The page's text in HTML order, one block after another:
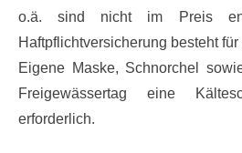
o.ä. sind nicht im Preis
Haftpflichtversicherung besteht
Eigene Maske, Schnorchel
Freigewässertag eine
erforderlich.